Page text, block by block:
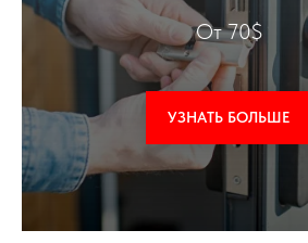
От 70$
УЗНАТЬ БОЛЬШЕ